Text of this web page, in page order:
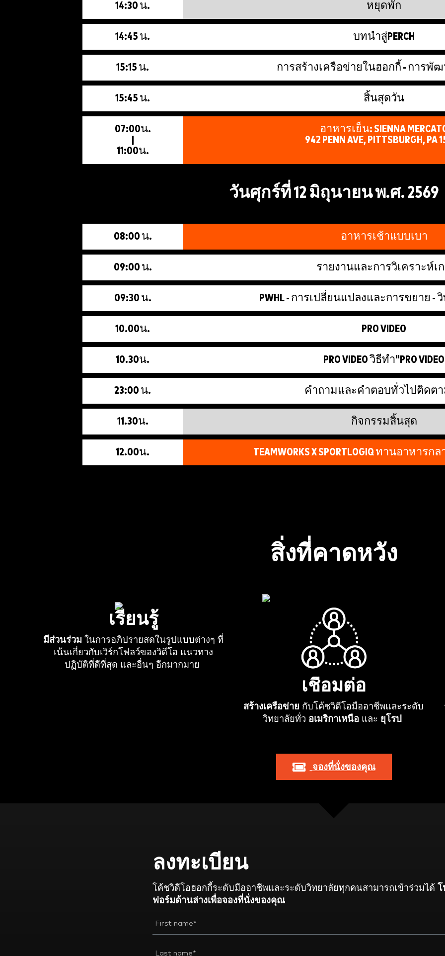
14:30 น. หยุดพัก
14:45 น. บทนำสู่PERCH
15:15 น. การสร้างเครือข่ายในฮอกกี้ - การพั
15:45 น. สิ้นสุดวัน
07:00น.
11:00น.
อาหารเย็น: SIENNA
942 PENN AVE, PITTSBURGH, PA
วันศุกร์ที่ 12 มิถุนายน พ.ศ. 2569
08:00 น. อาหารเช้าแบบเบา
09:00 น. รายงานและการวิเคราะห์เ
09:30 น. PWHL - การเปลี่ยนแปลงและการขยาย -
10.00น. PRO VIDEO
10.30น. PRO VIDEO วิธีทำ"PRO VIDEO
23:00 น. คำถามและคำตอบทั่วไปติดต
11.30น. กิจกรรมสิ้นสุด
12.00น. TEAMWORKS X SPORTLOGIQ ทานอาหาร
สิ่งที่คาดหวัง
เรียนรู้
มีส่วนร่วม ในการอภิปรายสดในรูปแบบต่างๆ ที่
เน้นเกี่ยวกับเวิร์กโฟลว์ของวิดีโอ แนวทาง
ปฏิบัติที่ดีที่สุด และอื่นๆ อีกมากมาย
เชื่อมต่อ
สร้างเครือข่าย กับโค้ชวิดีโอมืออาชีพและระดับ
วิทยาลัยทั่ว อเมริกาเหนือ และ ยุโรป
จองที่นั่งของคุณ
ลงทะเบียน
โค้ชวิดีโอฮอกกี้ระดับมืออาชีพและระดับวิทยาลัยทุกคนสามารถเข้าร่วมได้
ฟอร์มด้านล่างเพื่อจองที่นั่งของคุณ